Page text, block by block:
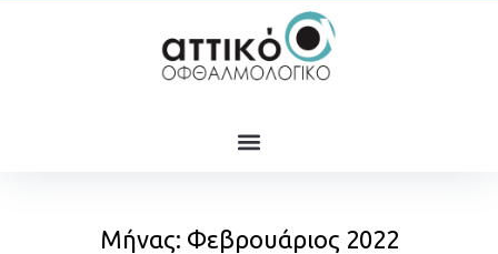
Μήνας: Φεβρουάριος 2022